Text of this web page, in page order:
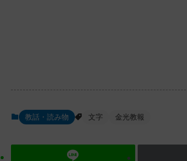
教話・読み物 文字 金光教報